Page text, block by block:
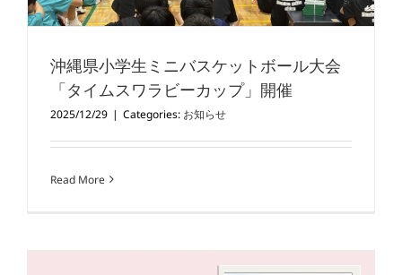
沖縄県小学生ミニバスケットボール大会
「タイムスワラビーカップ」開催
2025/12/29 | Categories: お知らせ
Read More